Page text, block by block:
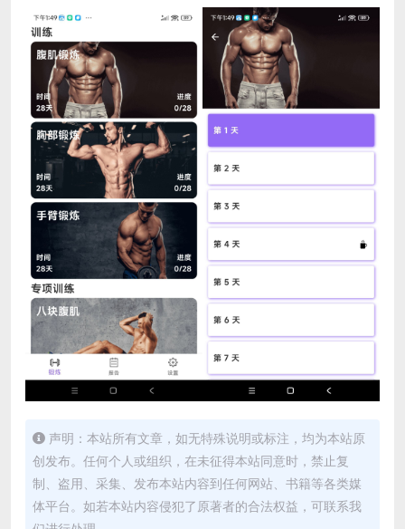
声明：本站所有文章，如无特殊说明或标注，均为本站原
创发布。任何个人或组织，在未征得本站同意时，禁止复
制、盗用、采集、发布本站内容到任何网站、书籍等各类媒
体平台。如若本站内容侵犯了原著者的合法权益，可联系我